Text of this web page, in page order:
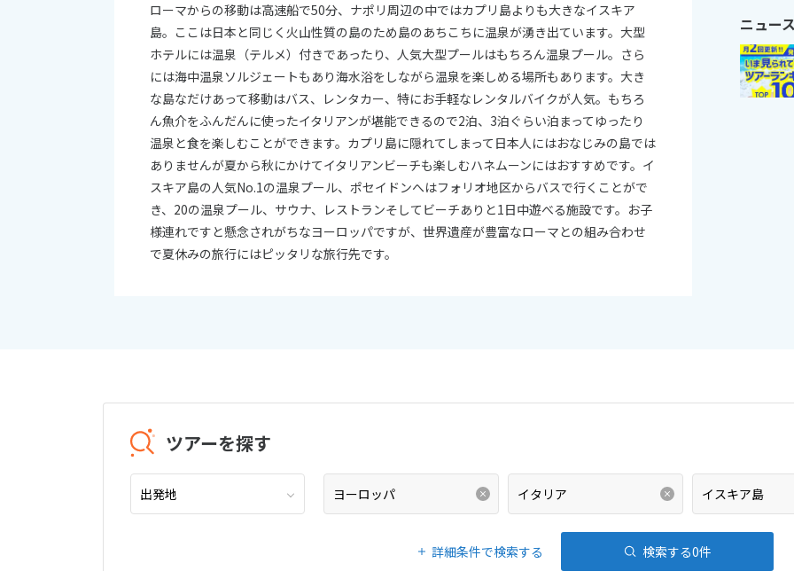
ローマからの移動は高速船で50分、ナポリ周辺の中ではカプリ島よりも大きなイスキア
島。ここは日本と同じく火山性質の島のため島のあちこちに温泉が湧き出ています。大型
ホテルには温泉（テルメ）付きであったり、人気大型プールはもちろん温泉プール。さら
には海中温泉ソルジェートもあり海水浴をしながら温泉を楽しめる場所もあります。大き
な島なだけあって移動はバス、レンタカー、特にお手軽なレンタルバイクが人気。もちろ
ん魚介をふんだんに使ったイタリアンが堪能できるので2泊、3泊ぐらい泊まってゆったり
温泉と食を楽しむことができます。カプリ島に隠れてしまって日本人にはおなじみの島では
ありませんが夏から秋にかけてイタリアンビーチも楽しむハネムーンにはおすすめです。イ
スキア島の人気No.1の温泉プール、ポセイドンへはフォリオ地区からバスで行くことがで
き、20の温泉プール、サウナ、レストランそしてビーチありと1日中遊べる施設です。お子
様連れですと懸念されがちなヨーロッパですが、世界遺産が豊富なローマとの組み合わせ
で夏休みの旅行にはピッタリな旅行先です。
ニュー
ツアーを探す
詳細条件で検索する 検索する0件